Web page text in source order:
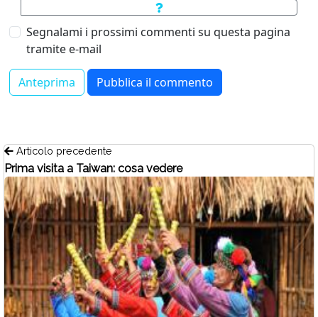
Segnalami i prossimi commenti su questa pagina
tramite e-mail
Articolo precedente
Prima visita a Taiwan: cosa vedere